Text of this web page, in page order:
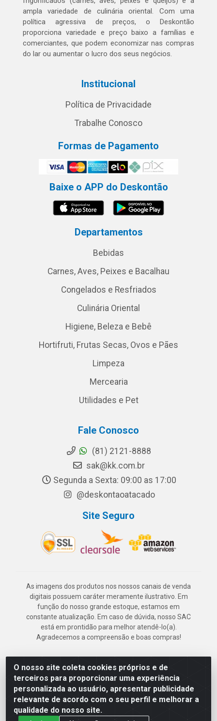
O nosso site coleta cookies próprios e de
terceiros para proporcionar uma experiência
personalizada ao usuário, apresentar publicidade
relevante de acordo com o seu perfil e melhorar a
qualidade do nosso site.
ampla variedade de culinária oriental. Com uma
política agressiva de preços, o Deskontão
proporciona variedade e preço baixo a famílias e
comerciantes, que podem economizar nas compras
do lar ou aumentar o lucro dos seus negócios.
Institucional
Política de Privacidade
Trabalhe Conosco
Formas de Pagamento
Baixe o APP do Deskontão
Departamentos
Bebidas
Carnes, Aves, Peixes e Bacalhau
Congelados e Resfriados
Culinária Oriental
Higiene, Beleza e Bebê
Hortifruti, Frutas Secas, Ovos e Pães
Limpeza
Mercearia
Utilidades e Pet
Fale Conosco
(81) 2121-8888
sak@kk.com.br
Segunda a Sexta: 09:00 as 17:00
@deskontaoatacado
Site Seguro
As imagens dos produtos nos nossos canais de venda
digitais possuem caráter meramente ilustrativo. Em
função do nosso grande estoque, estamos em
constante atualização. Em caso de dúvida, nosso SAC
está em prontidão para melhor atendê-lo(a).
Agradecemos a compreensão e boas compras!
Deskontão Atacado - Av. Marechal Mascarenhas de Morais, 2471 -
Imbiribeira - Recife/PE - CEP 51.150-001 - CNPJ 24.150.377/0003-
57